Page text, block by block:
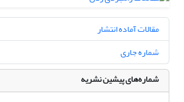
مقالات آماده انتشار
شماره جاری
شماره‌های پیشین نشریه